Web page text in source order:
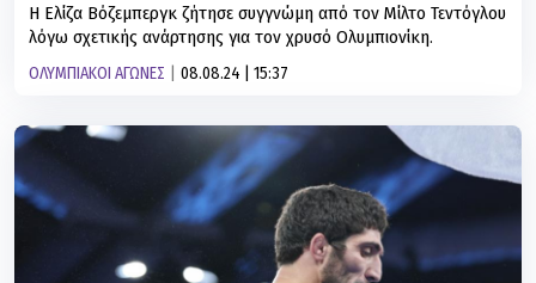
Η Ελίζα Βόζεμπεργκ ζήτησε συγγνώμη από τον Μίλτο Τεντόγλου
λόγω σχετικής ανάρτησης για τον χρυσό Ολυμπιονίκη.
ΟΛΥΜΠΙΑΚΟΙ ΑΓΩΝΕΣ 08.08.24 | 15:37